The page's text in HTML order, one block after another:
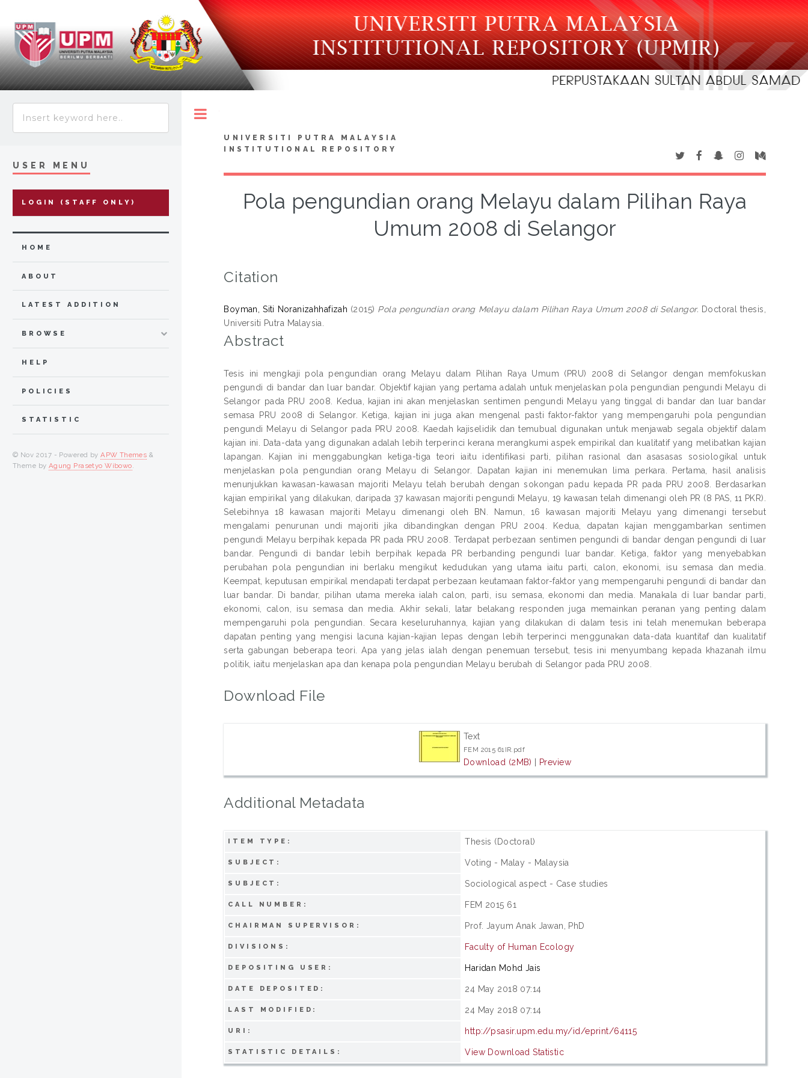
UNIVERSITI PUTRA MALAYSIA
INSTITUTIONAL REPOSITORY
Pola pengundian orang Melayu dalam Pilihan Raya
Umum 2008 di Selangor
Citation
Boyman, Siti Noranizahhafizah (2015) Pola pengundian orang Melayu dalam Pilihan Raya Umum 2008 di Selangor. Doctoral thesis,
Universiti Putra Malaysia.
Abstract
Tesis ini mengkaji pola pengundian orang Melayu dalam Pilihan Raya Umum (PRU) 2008 di Selangor dengan memfokuskan
pengundi di bandar dan luar bandar. Objektif kajian yang pertama adalah untuk menjelaskan pola pengundian pengundi Melayu di
Selangor pada PRU 2008. Kedua, kajian ini akan menjelaskan sentimen pengundi Melayu yang tinggal di bandar dan luar bandar
semasa PRU 2008 di Selangor. Ketiga, kajian ini juga akan mengenal pasti faktor-faktor yang mempengaruhi pola pengundian
pengundi Melayu di Selangor pada PRU 2008. Kaedah kajiselidik dan temubual digunakan untuk menjawab segala objektif dalam
kajian ini. Data-data yang digunakan adalah lebih terperinci kerana merangkumi aspek empirikal dan kualitatif yang melibatkan kajian
lapangan. Kajian ini menggabungkan ketiga-tiga teori iaitu identifikasi parti, pilihan rasional dan asasasas sosiologikal untuk
menjelaskan pola pengundian orang Melayu di Selangor. Dapatan kajian ini menemukan lima perkara. Pertama, hasil analisis
menunjukkan kawasan-kawasan majoriti Melayu telah berubah dengan sokongan padu kepada PR pada PRU 2008. Berdasarkan
kajian empirikal yang dilakukan, daripada 37 kawasan majoriti pengundi Melayu, 19 kawasan telah dimenangi oleh PR (8 PAS, 11 PKR).
Selebihnya 18 kawasan majoriti Melayu dimenangi oleh BN. Namun, 16 kawasan majoriti Melayu yang dimenangi tersebut
mengalami penurunan undi majoriti jika dibandingkan dengan PRU 2004. Kedua, dapatan kajian menggambarkan sentimen
pengundi Melayu berpihak kepada PR pada PRU 2008. Terdapat perbezaan sentimen pengundi di bandar dengan pengundi di luar
bandar. Pengundi di bandar lebih berpihak kepada PR berbanding pengundi luar bandar. Ketiga, faktor yang menyebabkan
perubahan pola pengundian ini berlaku mengikut kedudukan yang utama iaitu parti, calon, ekonomi, isu semasa dan media.
Keempat, keputusan empirikal mendapati terdapat perbezaan keutamaan faktor-faktor yang mempengaruhi pengundi di bandar dan
luar bandar. Di bandar, pilihan utama mereka ialah calon, parti, isu semasa, ekonomi dan media. Manakala di luar bandar parti,
ekonomi, calon, isu semasa dan media. Akhir sekali, latar belakang responden juga memainkan peranan yang penting dalam
mempengaruhi pola pengundian. Secara keseluruhannya, kajian yang dilakukan di dalam tesis ini telah menemukan beberapa
dapatan penting yang mengisi lacuna kajian-kajian lepas dengan lebih terperinci menggunakan data-data kuantitaf dan kualitatif
serta gabungan beberapa teori. Apa yang jelas ialah dengan penemuan tersebut, tesis ini menyumbang kepada khazanah ilmu
politik, iaitu menjelaskan apa dan kenapa pola pengundian Melayu berubah di Selangor pada PRU 2008.
Download File
Text
FEM 2015 61IR.pdf
Download (2MB) | Preview
Additional Metadata
ITEM TYPE: Thesis (Doctoral)
SUBJECT: Voting - Malay - Malaysia
SUBJECT: Sociological aspect - Case studies
CALL NUMBER: FEM 2015 61
CHAIRMAN SUPERVISOR: Prof. Jayum Anak Jawan, PhD
DIVISIONS: Faculty of Human Ecology
DEPOSITING USER: Haridan Mohd Jais
DATE DEPOSITED: 24 May 2018 07:14
LAST MODIFIED: 24 May 2018 07:14
URI: http://psasir.upm.edu.my/id/eprint/64115
STATISTIC DETAILS: View Download Statistic
USER MENU
LOGIN (STAFF ONLY)
HOME
ABOUT
LATEST ADDITION
BROWSE
HELP
POLICIES
STATISTIC
© Nov 2017 - Powered byAPW Themes &
Theme by Agung Prasetyo Wibowo.